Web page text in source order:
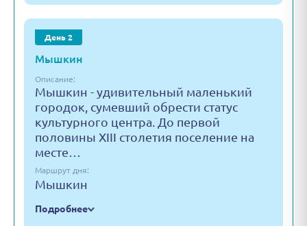
День 2
Мышкин
Описание:
Мышкин - удивительный маленький
городок, сумевший обрести статус
культурного центра. До первой
половины XIII столетия поселение на
месте…
Маршрут дня:
Мышкин
Подробнее